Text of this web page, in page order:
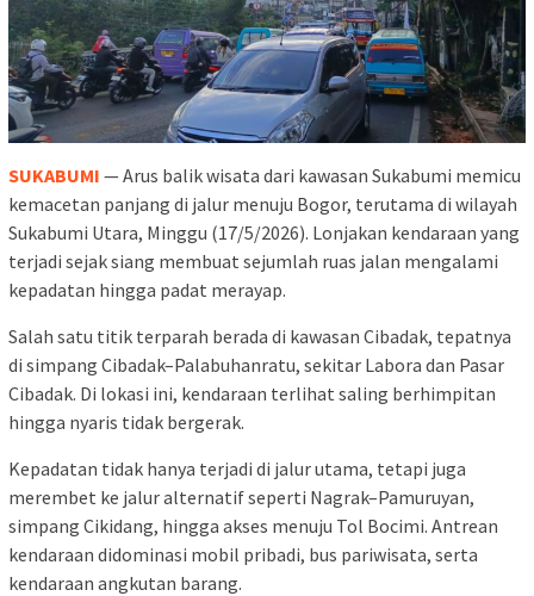
SUKABUMI — Arus balik wisata dari kawasan Sukabumi memicu
kemacetan panjang di jalur menuju Bogor, terutama di wilayah
Sukabumi Utara, Minggu (17/5/2026). Lonjakan kendaraan yang
terjadi sejak siang membuat sejumlah ruas jalan mengalami
kepadatan hingga padat merayap.
Salah satu titik terparah berada di kawasan Cibadak, tepatnya
di simpang Cibadak–Palabuhanratu, sekitar Labora dan Pasar
Cibadak. Di lokasi ini, kendaraan terlihat saling berhimpitan
hingga nyaris tidak bergerak.
Kepadatan tidak hanya terjadi di jalur utama, tetapi juga
merembet ke jalur alternatif seperti Nagrak–Pamuruyan,
simpang Cikidang, hingga akses menuju Tol Bocimi. Antrean
kendaraan didominasi mobil pribadi, bus pariwisata, serta
kendaraan angkutan barang.